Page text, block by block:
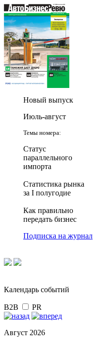
Новый выпуск
Июль-август
Темы номера:
Статус
параллельного
импорта
Статистика рынка
за I полугодие
Как правильно
передать бизнес
Подписка на журнал
Календарь событий
B2B PR
Август 2026